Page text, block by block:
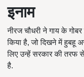
इनाम
नीरज चौधरी ने गाय के
किया है, जो दिखने में हुबहू
लिए उन्हें सरकार की तरफ
है.